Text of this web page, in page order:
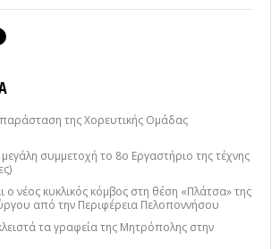
της Χορευτικής Ομάδας
συμμετοχή το 8ο Εργαστήριο της τέχνης
ο νέος κυκλικός κόμβος στη θέση «Πλάτσα» της
από την Περιφέρεια Πελοποννήσου
τα γραφεία της Μητρόπολης στην